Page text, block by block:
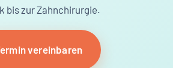
bis zur Zahnchirurgie.
vereinbaren